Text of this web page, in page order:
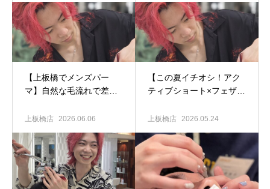
​【上板橋でメンズパー
マ】自然な毛流れで差を
ュアンスパーマを徹底解
上板橋店 2026.06.06
【この夏イチオシ！アク
ティブショート×フェザー
はカッコよくキマりま
上板橋店 2026.05.24